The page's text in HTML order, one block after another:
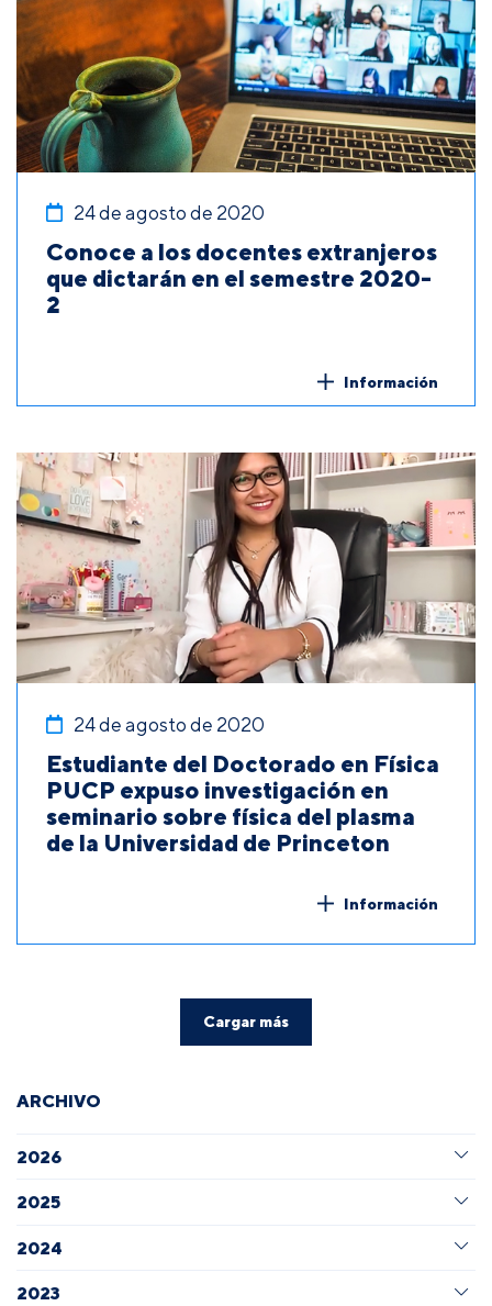
24 de agosto de 2020
Conoce a los docentes extranjeros
que dictarán en el semestre 2020-
2
Información
24 de agosto de 2020
Estudiante del Doctorado en Física
PUCP expuso investigación en
seminario sobre física del plasma
de la Universidad de Princeton
Información
Cargar más
ARCHIVO
2026
2025
2024
2023